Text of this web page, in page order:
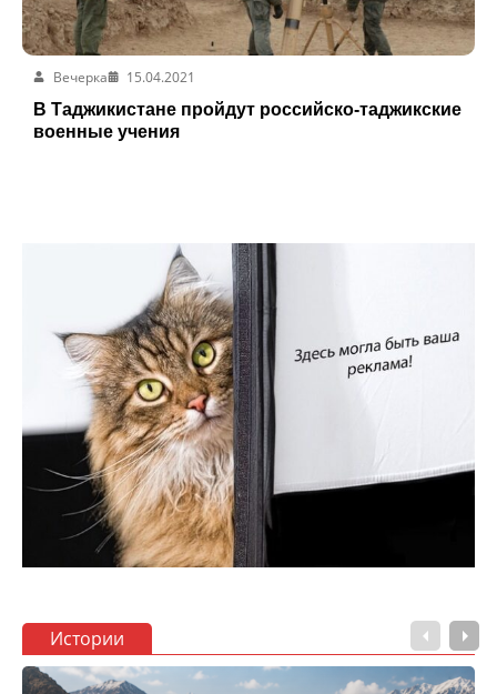
Вечерка
15.04.2021
В Таджикистане пройдут российско-таджикские
военные учения
Истории